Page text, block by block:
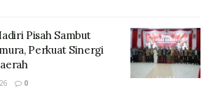
Pisah Sambut
Perkuat Sinergi
0